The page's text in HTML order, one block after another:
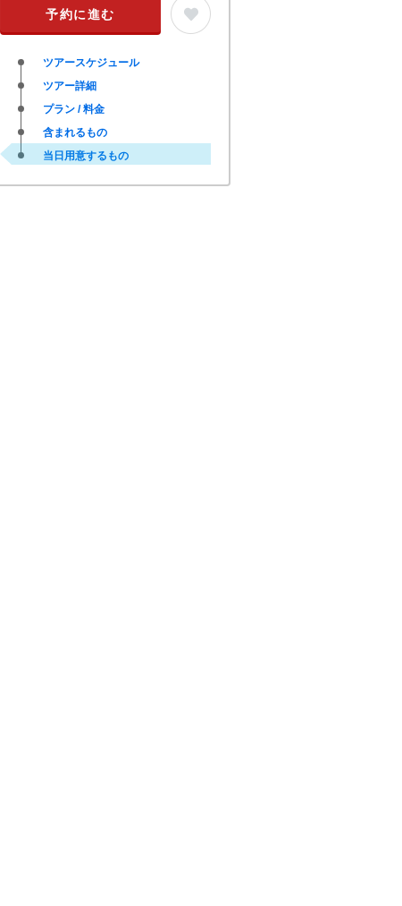
予約に進む
ツアースケジュール
ツアー詳細
プラン / 料金
含まれるもの
当日用意するもの